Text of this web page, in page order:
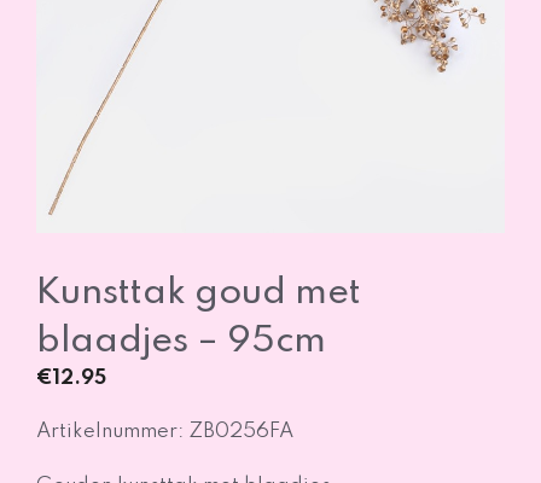
Kunsttak goud met
blaadjes – 95cm
€ 12.95
Artikelnummer: ZB0256FA